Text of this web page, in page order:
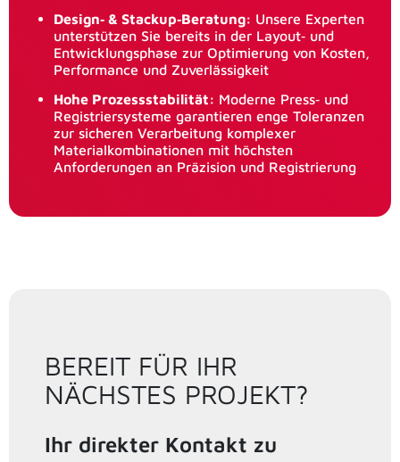
Design‑ & Stackup‑Beratung: Unsere Experten
unterstützen Sie bereits in der Layout‑ und
Entwicklungsphase zur Optimierung von Kosten,
Performance und Zuverlässigkeit
Hohe Prozessstabilität: Moderne Press‑ und
Registriersysteme garantieren enge Toleranzen
zur sicheren Verarbeitung komplexer
Materialkombinationen mit höchsten
Anforderungen an Präzision und Registrierung
BEREIT FÜR IHR
NÄCHSTES PROJEKT?
Ihr direkter Kontakt zu